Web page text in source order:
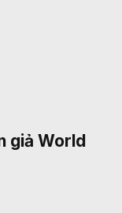
giả World